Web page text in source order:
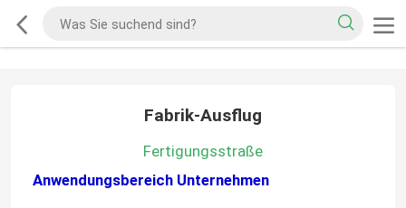
Fabrik-Ausflug
Fertigungsstraße
Anwendungsbereich Unternehmen